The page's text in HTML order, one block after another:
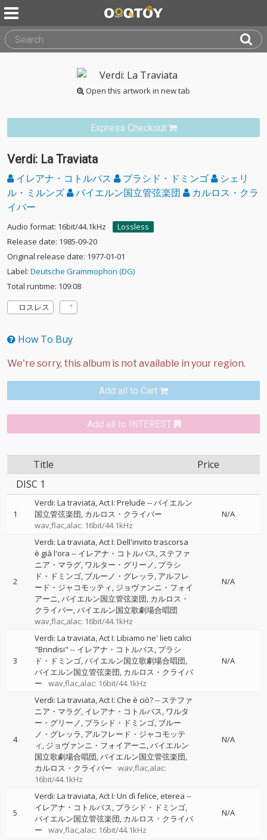
Open this artwork in new tab
Express Checkout
Verdi: La Traviata
イレアナ・コトルバス プラシド・ドミンゴ
シェリ
ル・ミルンズ
バイエルン国立管弦楽団
カルロス・クラ
イバー
Audio format: 16bit/44.1kHz
Lossless
Release date: 1985-09-20
Original release date: 1977-01-01
Label: Deutsche Grammophon (DG)
Total runtime: 109:08
ロスレス
How To Buy
Add all to Cart
Add all to INTEREST
Title
Price
DISC 1
1
Verdi: La traviata, Act I: Prelude --バイエルン
国立管弦楽団 カルロス・クライバー
wav,flac,alac: 16bit/44.1kHz
N/A
2
Verdi: La traviata, Act I: Dell'invito trascorsa
è già l'ora -- イレアナ・コトルバス ステファ
ニア・マラグ ワルター・グリーノ プラシ
ド・ドミンゴ ブルーノ・グレッラ アルフレ
ード・ジャコモッティ ジョヴァンニ・フォイ
アーニ バイエルン国立管弦楽団 カルロス・
クライバー バイエルン国立歌劇場合唱団
wav,flac,alac: 16bit/44.1kHz
N/A
3
Verdi: La traviata, Act I: Libiamo ne' lieti calici
"Brindisi" -- イレアナ・コトルバス プラシ
ド・ドミンゴ バイエルン国立歌劇場合唱団
バイエルン国立管弦楽団 カルロス・クライバ
ー
wav,flac,alac: 16bit/44.1kHz
N/A
4
Verdi: La traviata, Act I: Che è ciò?-- ステファ
ニア・マラグ イレアナ・コトルバス ワルタ
ー・グリーノ プラシド・ドミンゴ ブルー
ノ・グレッラ アルフレード・ジャコモッテ
ィ ジョヴァンニ・フォイアーニ バイエルン
国立歌劇場合唱団 バイエルン国立管弦楽団
カルロス・クライバー
wav,flac,alac:
16bit/44.1kHz
N/A
5
Verdi: La traviata, Act I: Un dì felice, eterea --
イレアナ・コトルバス プラシド・ドミンゴ
バイエルン国立管弦楽団 カルロス・クライバ
ー
wav,flac,alac: 16bit/44.1kHz
N/A